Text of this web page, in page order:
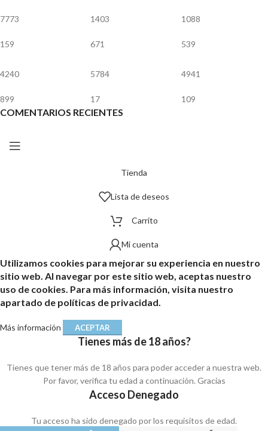
7773
159
1403
671
1088
539
4240
899
5784
17
4941
109
COMENTARIOS RECIENTES
Tienda
Lista de deseos
Carrito
Mi cuenta
Utilizamos cookies para mejorar su experiencia en nuestro
sitio web. Al navegar por este sitio web, aceptas nuestro
uso de cookies. Para más información, visita nuestro
apartado de políticas de privacidad.
Más información ACEPTAR
Tienes más de 18 años?
Tienes que tener más de 18 años para poder acceder a nuestra web.
Por favor, verifica tu edad a continuación. Gracias
Acceso Denegado
Tu acceso ha sido denegado por los requisitos de edad.